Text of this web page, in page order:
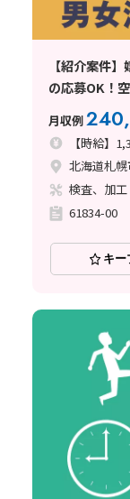
【紹介案件
の応募OK！
月収例
【時給】
北海道札
検査、加工
61834-00
キー